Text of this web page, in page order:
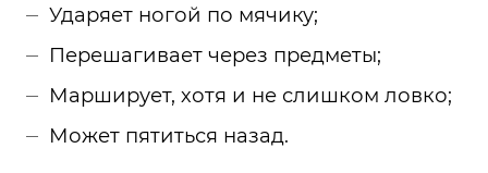
Ударяет ногой по мячику;
Перешагивает через предметы;
Марширует, хотя и не слишком ловко;
Может пятиться назад.